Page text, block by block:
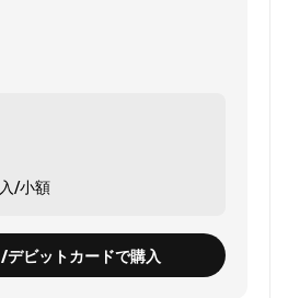
/小額
デビットカードで購入